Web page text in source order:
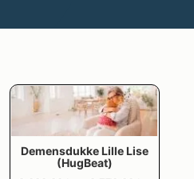
Demensdukke Lille Lise
(HugBeat)